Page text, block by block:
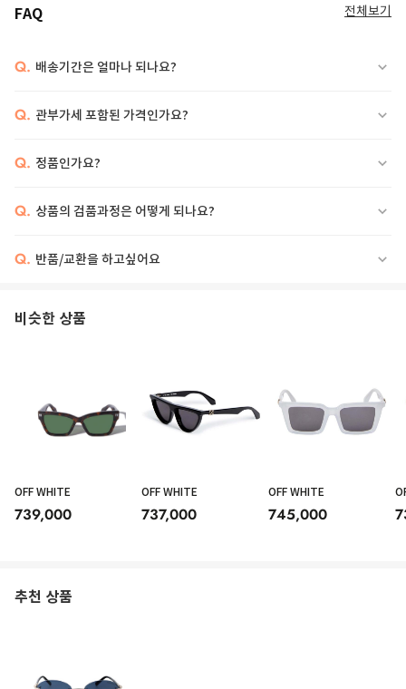
FAQ 전체보기
Q. 배송기간은 얼마나 되나요?
Q. 관부가세 포함된 가격인가요?
Q. 정품인가요?
Q. 상품의 검품과정은 어떻게 되나요?
Q. 반품/교환을 하고싶어요
비슷한 상품
OFF WHITE
739,000
OFF WHITE
737,000
OFF WHITE
745,000
추천 상품